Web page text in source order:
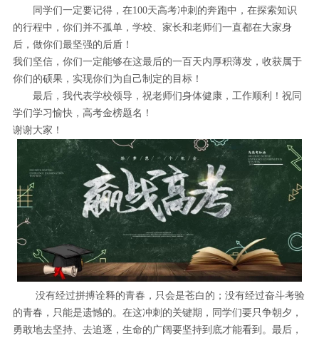
同学们一定要记得，在100天高考冲刺的奔跑中，在探索知识
的行程中，你们并不孤单，学校、家长和老师们一直都在大家身
后，做你们最坚强的后盾！
我们坚信，你们一定能够在这最后的一百天内厚积薄发，收获属于
你们的硕果，实现你们为自己制定的目标！
最后，我代表学校领导，祝老师们身体健康，工作顺利！祝同
学们学习愉快，高考金榜题名！
谢谢大家！
没有经过拼搏诠释的青春，只会是苍白的；没有经过奋斗考验
的青春，只能是遗憾的。在这冲刺的关键期，同学们要只争朝夕，
勇敢地去坚持、去追逐，生命的广阔要坚持到底才能看到。最后，